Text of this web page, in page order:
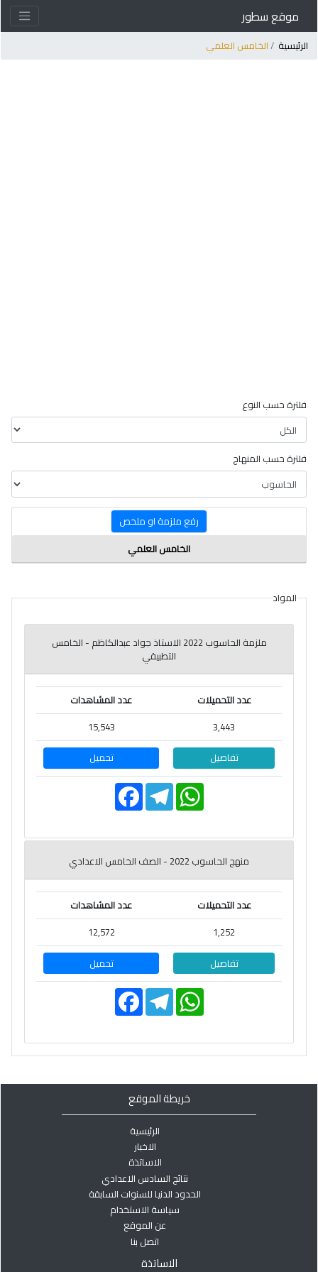
موقع سطور
الرئيسية الخامس العلمي
فلترة حسب النوع
فلترة حسب المنهاج
رفع ملزمة او ملخص
الخامس العلمي
المواد
ملزمة الحاسوب 2022 الاستاذ جواد عبدالكاظم - الخامس
التطبيقي
عدد التحميلات
عدد المشاهدات
3,443
15,543
تفاصيل
تحميل
F
a
c
b
o
o
k
T
e
l
g
r
a
m
s
A
p
p
منهج الحاسوب 2022 - الصف الخامس الاعدادي
عدد التحميلات
عدد المشاهدات
1,252
12,572
تفاصيل
تحميل
F
a
c
b
o
T
e
l
g
a
s
p
خريطة الموقع
الرئيسية
الاخبار
الاساتذة
نتائج السادس الاعدادي
الحدود الدنيا للسنوات السابقة
سياسة الاستخدام
عن الموقع
اتصل بنا
الاساتذة